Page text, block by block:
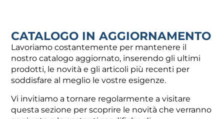
Via Damiano Chiesa, 2 - 21057 - Olgiate Olona (VA)
info@fotir.it
(+39) 0331 37 53 00
CATALOGO IN AGGIORNAMENTO
Lavoriamo costantemente per mantenere il
nostro catalogo aggiornato, inserendo gli ultimi
prodotti, le novità e gli articoli più recenti per
soddisfare al meglio le vostre esigenze.
Vi invitiamo a tornare regolarmente a visitare
questa sezione per scoprire le novità che verranno